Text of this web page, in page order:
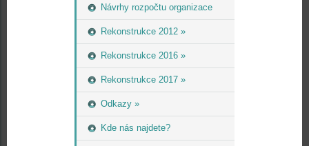
Návrhy rozpočtu organizace
Rekonstrukce 2012 »
Rekonstrukce 2016 »
Rekonstrukce 2017 »
Odkazy »
Kde nás najdete?